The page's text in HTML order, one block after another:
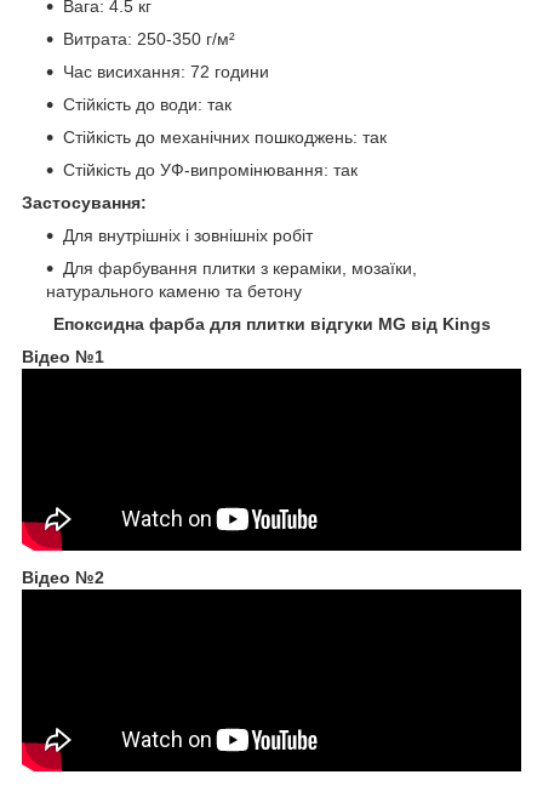
Вага: 4.5 кг
Витрата: 250-350 г/м²
Час висихання: 72 години
Стійкість до води: так
Стійкість до механічних пошкоджень: так
Стійкість до УФ-випромінювання: так
Застосування:
Для внутрішніх і зовнішніх робіт
Для фарбування плитки з кераміки, мозаїки,
натурального каменю та бетону
Eпоксидна фарба для плитки відгуки MG від Kings
Відео №1
Відео №2